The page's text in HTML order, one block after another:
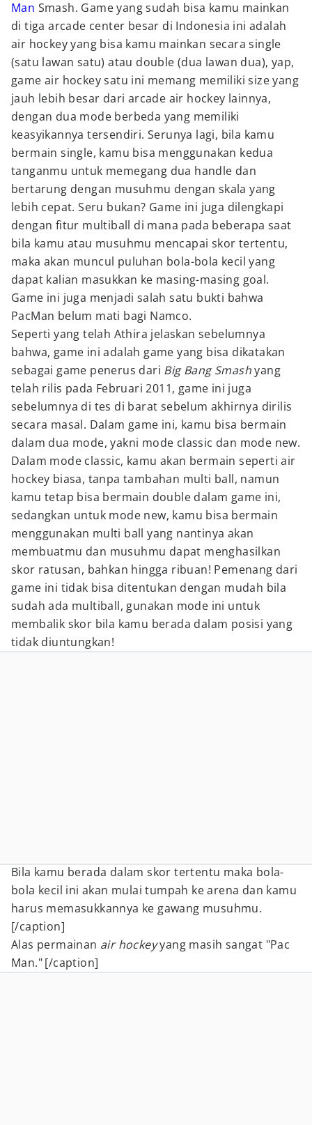
Man Smash. Game yang sudah bisa kamu mainkan
di tiga arcade center besar di Indonesia ini adalah
air hockey yang bisa kamu mainkan secara single
(satu lawan satu) atau double (dua lawan dua), yap,
game air hockey satu ini memang memiliki size yang
jauh lebih besar dari arcade air hockey lainnya,
dengan dua mode berbeda yang memiliki
keasyikannya tersendiri. Serunya lagi, bila kamu
bermain single, kamu bisa menggunakan kedua
tanganmu untuk memegang dua handle dan
bertarung dengan musuhmu dengan skala yang
lebih cepat. Seru bukan? Game ini juga dilengkapi
dengan fitur multiball di mana pada beberapa saat
bila kamu atau musuhmu mencapai skor tertentu,
maka akan muncul puluhan bola-bola kecil yang
dapat kalian masukkan ke masing-masing goal.
Game ini juga menjadi salah satu bukti bahwa
PacMan belum mati bagi Namco.
Seperti yang telah Athira jelaskan sebelumnya
bahwa, game ini adalah game yang bisa dikatakan
sebagai game penerus dari Big Bang Smashyang
telah rilis pada Februari 2011, game ini juga
sebelumnya di tes di barat sebelum akhirnya dirilis
secara masal. Dalam game ini, kamu bisa bermain
dalam dua mode, yakni mode classic dan mode new.
Dalam mode classic, kamu akan bermain seperti air
hockey biasa, tanpa tambahan multi ball, namun
kamu tetap bisa bermain double dalam game ini,
sedangkan untuk mode new, kamu bisa bermain
menggunakan multi ball yang nantinya akan
membuatmu dan musuhmu dapat menghasilkan
skor ratusan, bahkan hingga ribuan! Pemenang dari
game ini tidak bisa ditentukan dengan mudah bila
sudah ada multiball, gunakan mode ini untuk
membalik skor bila kamu berada dalam posisi yang
tidak diuntungkan!
Bila kamu berada dalam skor tertentu maka bola-
bola kecil ini akan mulai tumpah ke arena dan kamu
harus memasukkannya ke gawang musuhmu.
[/caption]
Alas permainan air hockeyyang masih sangat "Pac
Man."[/caption]